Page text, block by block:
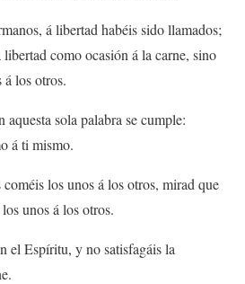
á libertad habéis sido llamados;
como ocasión á la carne, sino
los otros.
sola palabra se cumple:
á ti mismo.
los unos á los otros, mirad que
unos á los otros.
el Espíritu, y no satisfagáis la